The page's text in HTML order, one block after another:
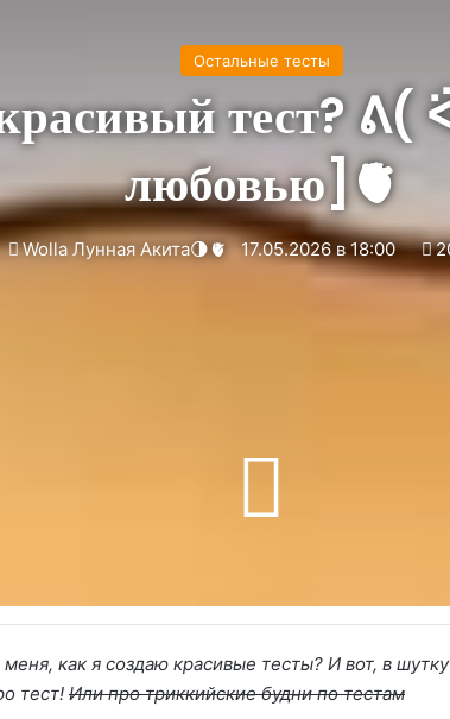
Остальные тесты
красивый тест?
любовью]🫀
Wolla Лунная Акита🌗🫀 17.05.2026 в 18:00
как я создаю красивые тесты? И вот, в шутку
тест! Или про триккийские будни по тестам